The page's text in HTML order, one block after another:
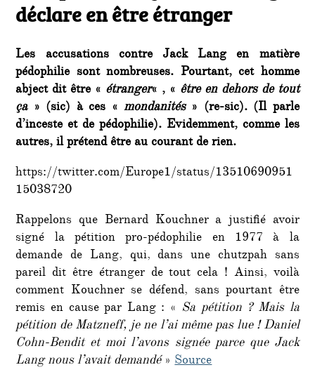
déclare en être étranger
Les accusations contre Jack Lang en matière
pédophilie sont nombreuses. Pourtant, cet homme
abject dit être « étranger« , « être en dehors de tout
ça» (sic) à ces « mondanités» (re-sic). (Il parle
d’inceste et de pédophilie). Evidemment, comme les
autres, il prétend être au courant de rien.
https://twitter.com/Europe1/status/13510690951
15038720
Rappelons que Bernard Kouchner a justifié avoir
signé la pétition pro-pédophilie en 1977 à la
demande de Lang, qui, dans une chutzpah sans
pareil dit être étranger de tout cela ! Ainsi, voilà
comment Kouchner se défend, sans pourtant être
remis en cause par Lang : « Sa pétition ? Mais la
pétition de Matzneff, je ne l’ai même pas lue ! Daniel
Cohn-Bendit et moi l’avons signée parce que Jack
Lang nous l’avait demandé»Source